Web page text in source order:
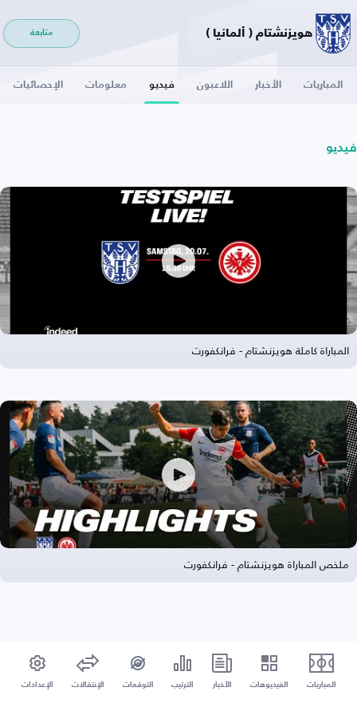
هويزنشتام ( ألمانيا ) متابعة
المباريات الأخبار اللاعبون فيديو معلومات الإحصائيات
فيديو
المباراة كاملة هويزنشتام - فرانكفورت
ملخص المباراة هويزنشتام - فرانكفورت
المباريات الفيديوهات الأخبار الترتيب التوقعات الإنتقالات الإعدادات